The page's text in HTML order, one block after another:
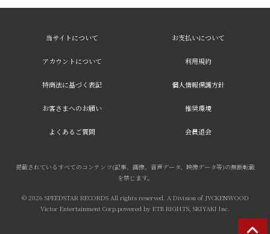
当サイトについて お支払いについて
アカウントについて 利用規約
特商法に基づく表記 個人情報保護方針
お客さまへのお願い 推奨環境
よくあるご質問 会員退会
掲載されているすべてのコンテンツ(記事、画像、音声データ、映像データ等)の無断転載
を禁じます。
© 2026 SPEEDSTAR RECORDS All rights reserved. A Division of JVCKENWOOD
Victor Entertainment Corp.powered by ETB RIGHTS, SKIYAKI Inc.